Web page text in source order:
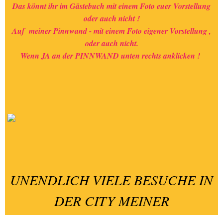
Das könnt ihr im Gästebuch mit einem Foto euer Vorstellung
oder auch nicht !
Auf meiner Pinnwand - mit einem Foto eigener Vorstellung ,
oder auch nicht.
Wenn JA an der PINNWAND unten rechts anklicken !
UNENDLICH VIELE BESUCHE IN
DER CITY MEINER